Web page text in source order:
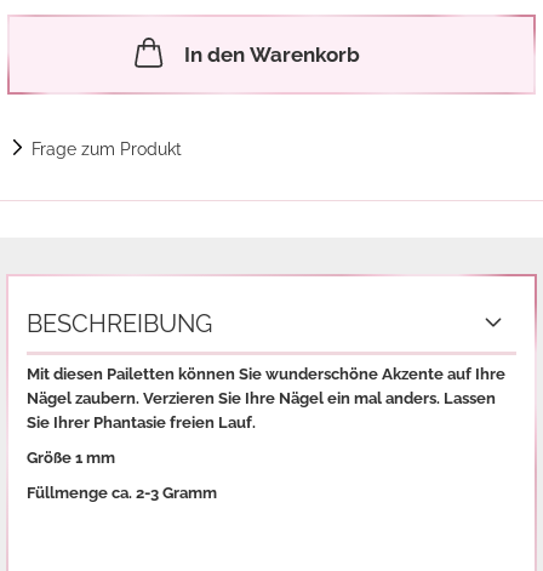
In den Warenkorb
Frage zum Produkt
BESCHREIBUNG
Mit diesen Pailetten können Sie wunderschöne Akzente auf Ihre
Nägel zaubern. Verzieren Sie Ihre Nägel ein mal anders. Lassen
Sie Ihrer Phantasie freien Lauf.
Größe 1 mm
Füllmenge ca. 2-3 Gramm